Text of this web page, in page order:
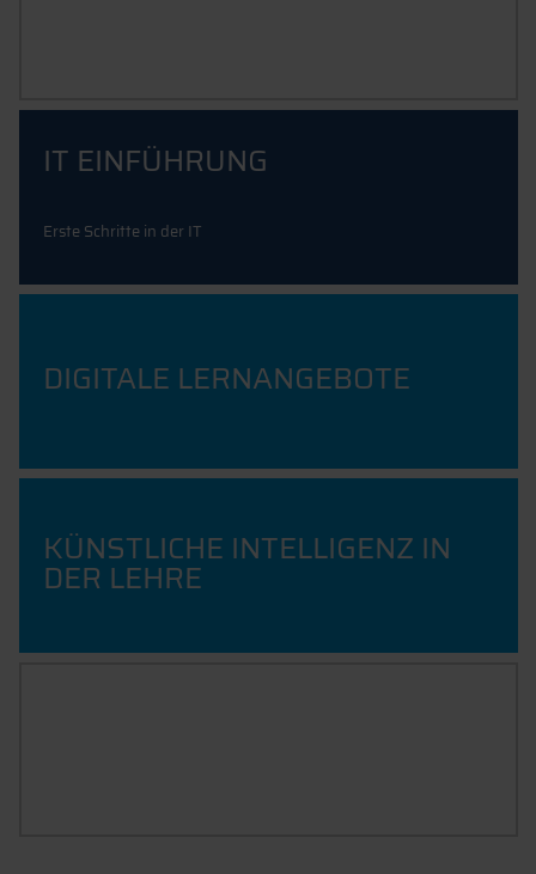
IT EINFÜHRUNG
Erste Schritte in der IT
DIGITALE LERNANGEBOTE
KÜNSTLICHE INTELLIGENZ IN
DER LEHRE